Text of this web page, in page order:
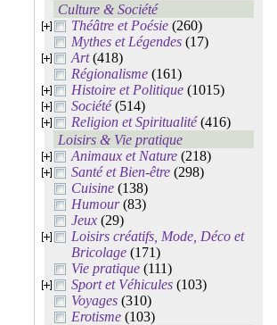
Culture & Société
Théâtre et Poésie (260)
Mythes et Légendes (17)
Art(418)
Régionalisme (161)
Histoire et Politique (1015)
Société(514)
Religion et Spiritualité(416)
Loisirs & Vie pratique
Animaux et Nature (218)
Santé et Bien-être (298)
Cuisine (138)
Humour(83)
Jeux (29)
Loisirs créatifs, Mode, Déco et
Bricolage (171)
Vie pratique (111)
Sport et Véhicules (103)
Voyages (310)
Erotisme (103)